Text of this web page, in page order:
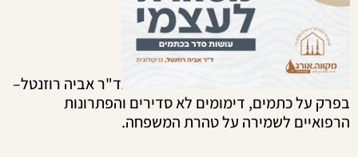
ד"ר אביה רוזנטל–
על כתמים, דימומים לא סדירים והפתרונות
לשמירה על טהרת המשפחה.